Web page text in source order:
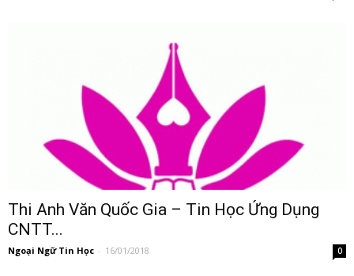
Thi Anh Văn Quốc Gia – Tin Học Ứng Dụng
CNTT...
Ngoại Ngữ Tin Học - 16/01/2018 0